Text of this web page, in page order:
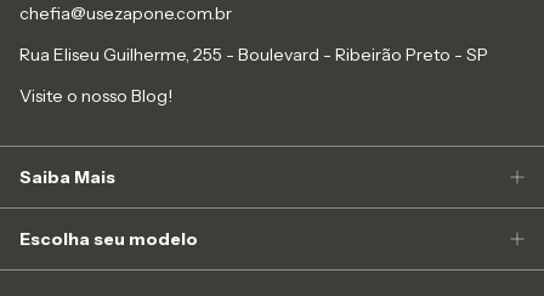
chefia@usezapone.com.br
Rua Eliseu Guilherme, 255 - Boulevard - Ribeirão Preto - SP
Visite o nosso Blog!
Saiba Mais
Escolha seu modelo